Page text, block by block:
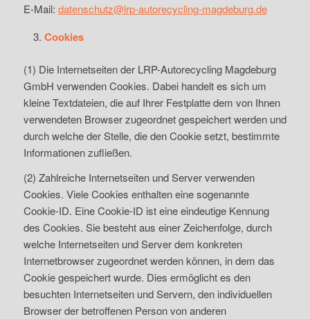
E-Mail: datenschutz@lrp-autorecycling-magdeburg.de
Cookies
(1) Die Internetseiten der LRP-Autorecycling Magdeburg
GmbH verwenden Cookies. Dabei handelt es sich um
kleine Textdateien, die auf Ihrer Festplatte dem von Ihnen
verwendeten Browser zugeordnet gespeichert werden und
durch welche der Stelle, die den Cookie setzt, bestimmte
Informationen zufließen.
(2) Zahlreiche Internetseiten und Server verwenden
Cookies. Viele Cookies enthalten eine sogenannte
Cookie-ID. Eine Cookie-ID ist eine eindeutige Kennung
des Cookies. Sie besteht aus einer Zeichenfolge, durch
welche Internetseiten und Server dem konkreten
Internetbrowser zugeordnet werden können, in dem das
Cookie gespeichert wurde. Dies ermöglicht es den
besuchten Internetseiten und Servern, den individuellen
Browser der betroffenen Person von anderen